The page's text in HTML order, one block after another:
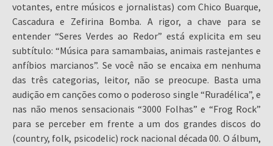
votantes, entre músicos e jornalistas) com Chico Buarque,
Cascadura e Zefirina Bomba. A rigor, a chave para se
entender “Seres Verdes ao Redor” está explicita em seu
subtítulo: “Música para samambaias, animais rastejantes e
anfíbios marcianos”. Se você não se encaixa em nenhuma
das três categorias, leitor, não se preocupe. Basta uma
audição em canções como o poderoso single “Ruradélica”, e
nas não menos sensacionais “3000 Folhas” e “Frog Rock”
para se perceber em frente a um dos grandes discos do
(country, folk, psicodelic) rock nacional década 00. O álbum,